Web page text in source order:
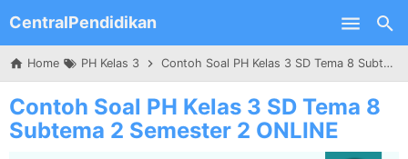
Skip to main content
CentralPendidikan
Home PH Kelas 3 Contoh Soal PH Kelas 3 SD Tema 8 Subtema 2 Semester 2 ONLINE
Contoh Soal PH Kelas 3 SD Tema 8
Subtema 2 Semester 2 ONLINE